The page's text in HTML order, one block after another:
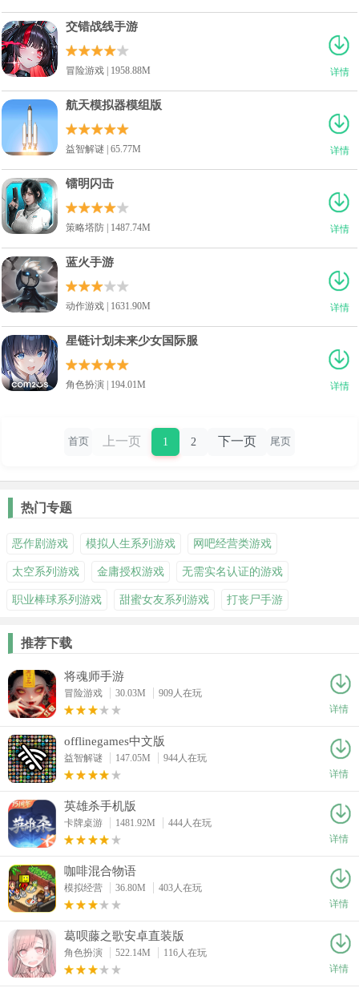
详情
交错战线手游
冒险游戏 | 1958.88M
详情
航天模拟器模组版
益智解谜 | 65.77M
详情
镭明闪击
策略塔防 | 1487.74M
详情
蓝火手游
动作游戏 | 1631.90M
详情
星链计划未来少女国际服
角色扮演 | 194.01M
首页 上一页 1 2 下一页 尾页
热门专题
恶作剧游戏 模拟人生系列游戏 网吧经营类游戏
太空系列游戏 金庸授权游戏 无需实名认证的游戏
职业棒球系列游戏 甜蜜女友系列游戏 打丧尸手游
推荐下载
将魂师手游
冒险游戏 30.03M
909人在玩
详情
offlinegames中文版
益智解谜 147.05M
944人在玩
详情
英雄杀手机版
卡牌桌游 1481.92M
444人在玩
详情
咖啡混合物语
模拟经营 36.80M
403人在玩
详情
葛呗藤之歌安卓直装版
角色扮演 522.14M
116人在玩
详情